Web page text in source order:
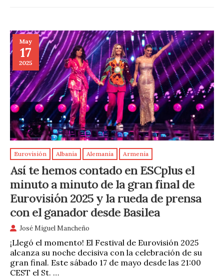
May
17
2025
Eurovisión Albania Alemania Armenia
Así te hemos contado en ESCplus el
minuto a minuto de la gran final de
Eurovisión 2025 y la rueda de prensa
con el ganador desde Basilea
José Miguel Mancheño
¡Llegó el momento! El Festival de Eurovisión 2025
alcanza su noche decisiva con la celebración de su
gran final. Este sábado 17 de mayo desde las 21:00
CEST el St. …